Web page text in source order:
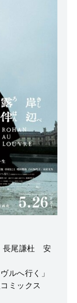
長尾謙杜 安
ルへ行く」
ミックス